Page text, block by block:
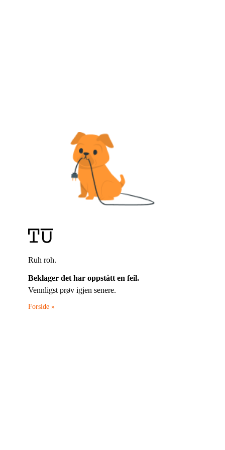
Ruh roh.
Beklager det har oppstått en feil.
Vennligst prøv igjen senere.
Forside »